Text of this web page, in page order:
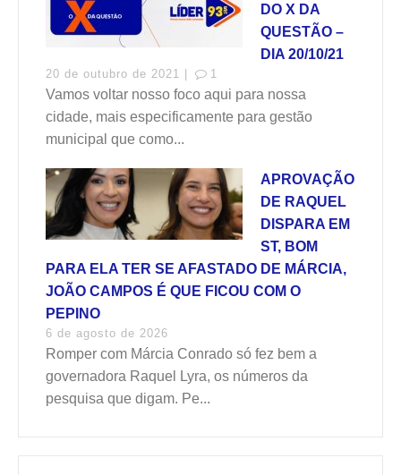
DO X DA
QUESTÃO –
DIA 20/10/21
20 de outubro de 2021 | 1
Vamos voltar nosso foco aqui para nossa
cidade, mais especificamente para gestão
municipal que como...
APROVAÇÃO
DE RAQUEL
DISPARA EM
ST, BOM
PARA ELA TER SE AFASTADO DE MÁRCIA,
JOÃO CAMPOS É QUE FICOU COM O
PEPINO
6 de agosto de 2026
Romper com Márcia Conrado só fez bem a
governadora Raquel Lyra, os números da
pesquisa que digam. Pe...